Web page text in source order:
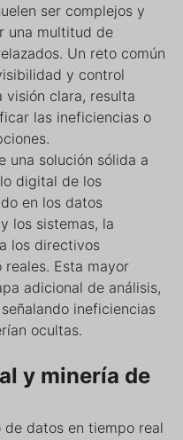
ser complejos y
una multitud de
Un reto común
y control
visión clara, resulta
las ineficiencias o
una solución sólida a
digital de los
en los datos
los sistemas, la
los directivos
Esta mayor
adicional de análisis,
ineficiencias
ocultas.
y minería de
datos en tiempo real